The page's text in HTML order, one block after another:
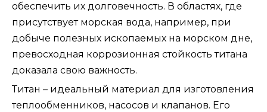
обеспечить их долговечность. В областях, где
присутствует морская вода, например, при
добыче полезных ископаемых на морском дне,
превосходная коррозионная стойкость титана
доказала свою важность.
Титан – идеальный материал для изготовления
теплообменников, насосов и клапанов. Его